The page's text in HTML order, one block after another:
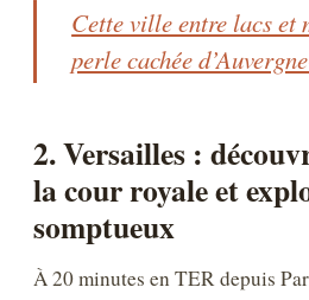
Cette ville entre lacs et
perle cachée
2. Versailles :
la cour royale et
somptueux
À 20 minutes en TER depuis